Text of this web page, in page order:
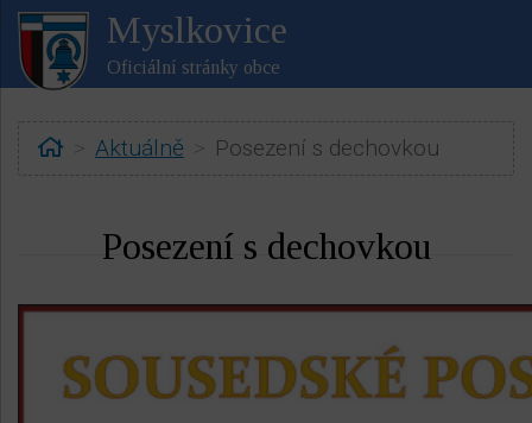
Myslkovice
Oficiální stránky obce
Home
Aktuálně Posezení s dechovkou
Posezení s dechovkou